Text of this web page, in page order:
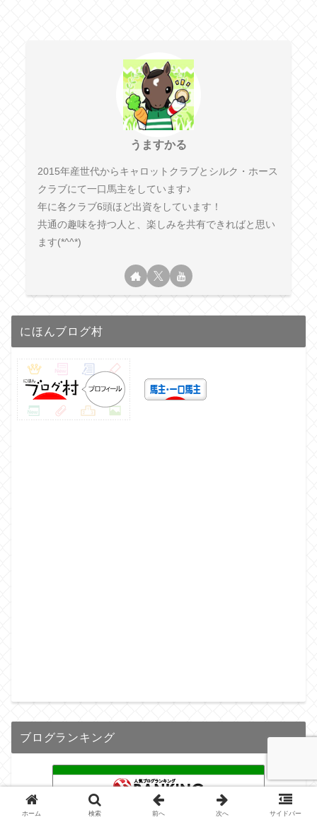
うますかる
2015年産世代からキャロットクラブとシルク・ホース
クラブにて一口馬主をしています♪
年に各クラブ6頭ほど出資をしています！
共通の趣味を持つ人と、楽しみを共有できればと思い
ます(*^^*)
にほんブログ村
ブログランキング
ランキング ポイント
ホーム 検索 前へ 次へ サイドバー